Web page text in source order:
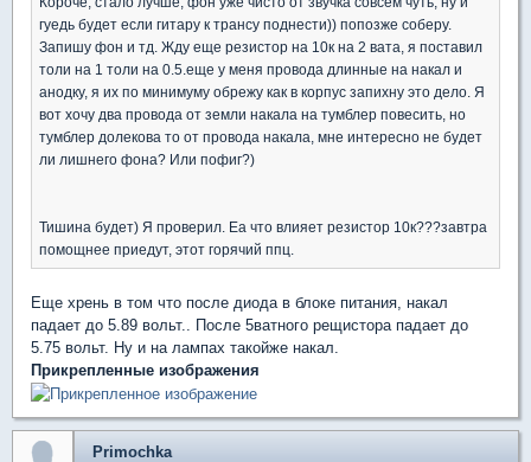
гуедь будет если гитару к трансу поднести)) попозже соберу.
Запишу фон и тд. Жду еще резистор на 10к на 2 вата, я поставил
толи на 1 толи на 0.5.еще у меня провода длинные на накал и
анодку, я их по минимуму обрежу как в корпус запихну это дело. Я
вот хочу два провода от земли накала на тумблер повесить, но
тумблер долекова то от провода накала, мне интересно не будет
ли лишнего фона? Или пофиг?)
Тишина будет) Я проверил. Еа что влияет резистор 10к???завтра
помощнее приедут, этот горячий ппц.
Еще хрень в том что после диода в блоке питания, накал
падает до 5.89 вольт.. После 5ватного рещистора падает до
5.75 вольт. Ну и на лампах такойже накал.
Прикрепленные изображения
Primochka